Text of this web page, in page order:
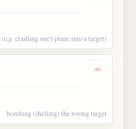
crashing one's plane into a target)
Dengarkan
bombing (shelling) the wrong target